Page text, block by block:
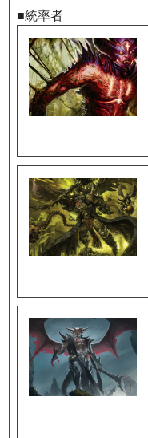
■統率者